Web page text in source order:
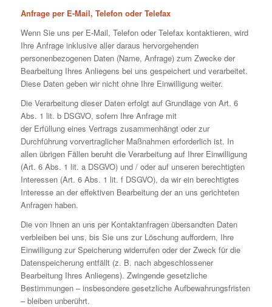
Anfrage per E-Mail, Telefon oder Telefax
Wenn Sie uns per E-Mail, Telefon oder Telefax kontaktieren, wird
Ihre Anfrage inklusive aller daraus hervorgehenden
personenbezogenen Daten (Name, Anfrage) zum Zwecke der
Bearbeitung Ihres Anliegens bei uns gespeichert und verarbeitet.
Diese Daten geben wir nicht ohne Ihre Einwilligung weiter.
Die Verarbeitung dieser Daten erfolgt auf Grundlage von Art. 6
Abs. 1 lit. b DSGVO, sofern Ihre Anfrage mit
der Erfüllung eines Vertrags zusammenhängt oder zur
Durchführung vorvertraglicher Maßnahmen erforderlich ist. In
allen übrigen Fällen beruht die Verarbeitung auf Ihrer Einwilligung
(Art. 6 Abs. 1 lit. a DSGVO) und / oder auf unseren berechtigten
Interessen (Art. 6 Abs. 1 lit. f DSGVO), da wir ein berechtigtes
Interesse an der effektiven Bearbeitung der an uns gerichteten
Anfragen haben.
Die von Ihnen an uns per Kontaktanfragen übersandten Daten
verbleiben bei uns, bis Sie uns zur Löschung auffordern, Ihre
Einwilligung zur Speicherung widerrufen oder der Zweck für die
Datenspeicherung entfällt (z. B. nach abgeschlossener
Bearbeitung Ihres Anliegens). Zwingende gesetzliche
Bestimmungen – insbesondere gesetzliche Aufbewahrungsfristen
– bleiben unberührt.